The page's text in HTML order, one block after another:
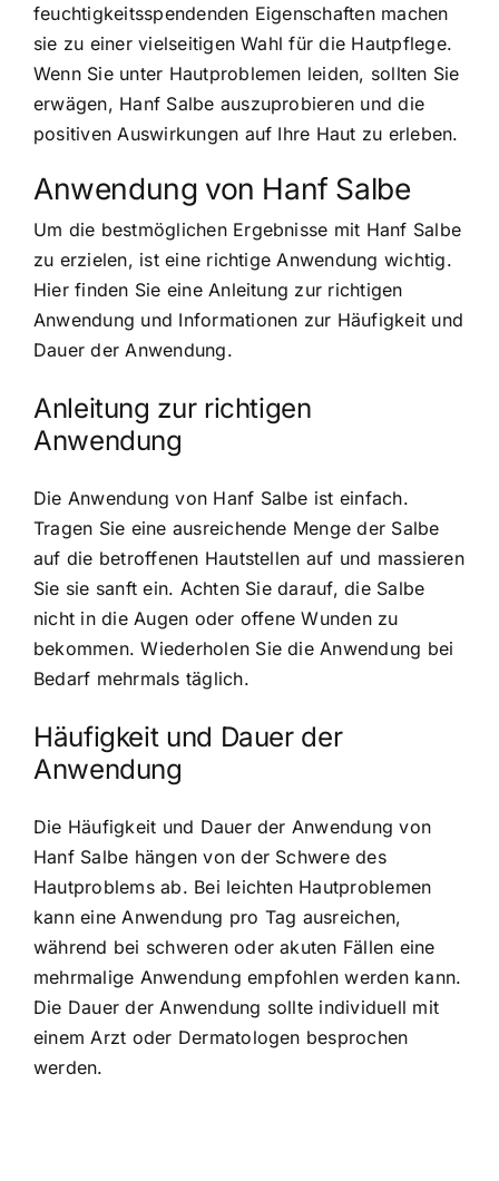
feuchtigkeitsspendenden Eigenschaften machen
sie zu einer vielseitigen Wahl für die Hautpflege.
Wenn Sie unter Hautproblemen leiden, sollten Sie
erwägen, Hanf Salbe auszuprobieren und die
positiven Auswirkungen auf Ihre Haut zu erleben.
Anwendung von Hanf Salbe
Um die bestmöglichen Ergebnisse mit Hanf Salbe
zu erzielen, ist eine richtige Anwendung wichtig.
Hier finden Sie eine Anleitung zur richtigen
Anwendung und Informationen zur Häufigkeit und
Dauer der Anwendung.
Anleitung zur richtigen
Anwendung
Die Anwendung von Hanf Salbe ist einfach.
Tragen Sie eine ausreichende Menge der Salbe
auf die betroffenen Hautstellen auf und massieren
Sie sie sanft ein. Achten Sie darauf, die Salbe
nicht in die Augen oder offene Wunden zu
bekommen. Wiederholen Sie die Anwendung bei
Bedarf mehrmals täglich.
Häufigkeit und Dauer der
Anwendung
Die Häufigkeit und Dauer der Anwendung von
Hanf Salbe hängen von der Schwere des
Hautproblems ab. Bei leichten Hautproblemen
kann eine Anwendung pro Tag ausreichen,
während bei schweren oder akuten Fällen eine
mehrmalige Anwendung empfohlen werden kann.
Die Dauer der Anwendung sollte individuell mit
einem Arzt oder Dermatologen besprochen
werden.